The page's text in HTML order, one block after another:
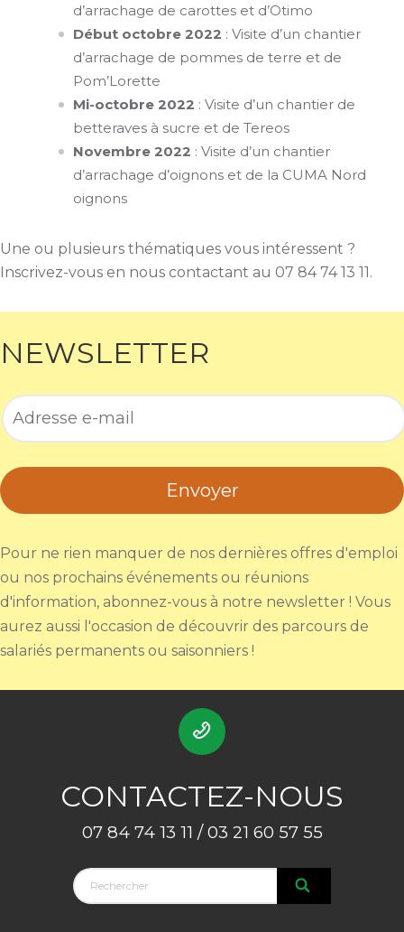
d’arrachage de carottes et d’Otimo
Début octobre 2022 : Visite d’un chantier
d’arrachage de pommes de terre et de
Pom’Lorette
Mi-octobre 2022 : Visite d’un chantier de
betteraves à sucre et de Tereos
Novembre 2022 : Visite d’un chantier
d’arrachage d’oignons et de la CUMA Nord
oignons
Une ou plusieurs thématiques vous intéressent ?
Inscrivez-vous en nous contactant au 07 84 74 13 11.
NEWSLETTER
Envoyer
Pour ne rien manquer de nos dernières offres d'emploi
ou nos prochains événements ou réunions
d'information, abonnez-vous à notre newsletter ! Vous
aurez aussi l'occasion de découvrir des parcours de
salariés permanents ou saisonniers !
CONTACTEZ-NOUS
07 84 74 13 11 / 03 21 60 57 55